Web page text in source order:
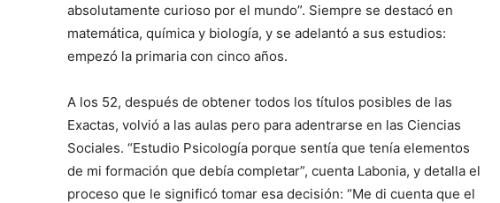
absolutamente curioso por el mundo”. Siempre se destacó en
matemática, química y biología, y se adelantó a sus estudios:
empezó la primaria con cinco años.
A los 52, después de obtener todos los títulos posibles de las
Exactas, volvió a las aulas pero para adentrarse en las Ciencias
Sociales. “Estudio Psicología porque sentía que tenía elementos
de mi formación que debía completar”, cuenta Labonia, y detalla el
proceso que le significó tomar esa decisión: “Me di cuenta que el